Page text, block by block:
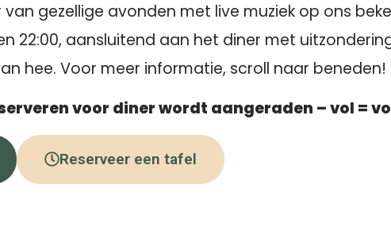
van gezellige avonden met live muziek op ons
22:00, aansluitend aan het diner met
hee. Voor meer informatie, scroll naar beneden!
voor diner wordt aangeraden – vol =
Reserveer een tafel